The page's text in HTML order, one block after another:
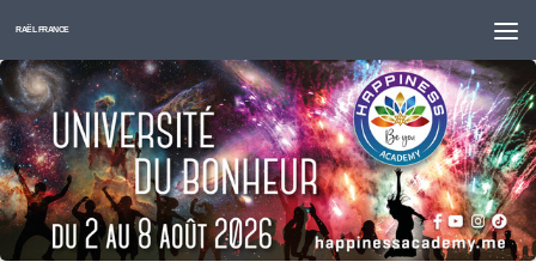
Skip to content
RAËL FRANCE